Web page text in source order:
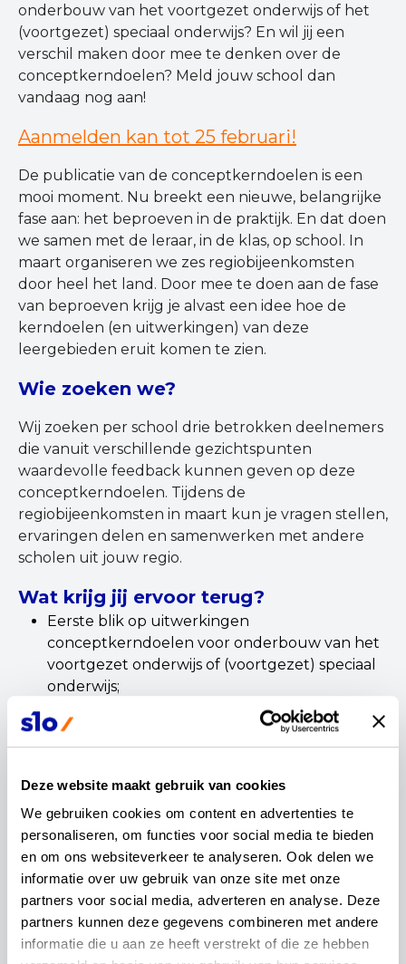
Deze website maakt gebruik van cookies
We gebruiken cookies om content en advertenties te
personaliseren, om functies voor social media te bieden
en om ons websiteverkeer te analyseren. Ook delen we
informatie over uw gebruik van onze site met onze
partners voor social media, adverteren en analyse. Deze
partners kunnen deze gegevens combineren met andere
informatie die u aan ze heeft verstrekt of die ze hebben
onderbouw van het voortgezet onderwijs of het
(voortgezet) speciaal onderwijs? En wil jij een
verschil maken door mee te denken over de
conceptkerndoelen? Meld jouw school dan
vandaag nog aan!
Aanmelden kan tot 25 februari!
De publicatie van de conceptkerndoelen is een
mooi moment. Nu breekt een nieuwe, belangrijke
fase aan: het beproeven in de praktijk. En dat doen
we samen met de leraar, in de klas, op school. In
maart organiseren we zes regiobijeenkomsten
door heel het land. Door mee te doen aan de fase
van beproeven krijg je alvast een idee hoe de
kerndoelen (en uitwerkingen) van deze
leergebieden eruit komen te zien.
Wie zoeken we?
Wij zoeken per school drie betrokken deelnemers
die vanuit verschillende gezichtspunten
waardevolle feedback kunnen geven op deze
conceptkerndoelen. Tijdens de
regiobijeenkomsten in maart kun je vragen stellen,
ervaringen delen en samenwerken met andere
scholen uit jouw regio.
Wat krijg jij ervoor terug?
Eerste blik op uitwerkingen
conceptkerndoelen voor onderbouw van het
voortgezet onderwijs of (voortgezet) speciaal
onderwijs;
Mogelijkheid om jouw vragen en ideeën te
delen;
Inspiratie en samenwerking met andere
Een bijdrage aan de definitieve set
conceptkerndoelen, waarmee ook jij het
onderwijs vormgeeft!
Wil je meer weten over de regiobijeenkomsten, de
locaties, de vergoeding of hoe je je kunt
aanmelden?Kijk dan hier en meld je meteen aan!
Veel scholen hebben zich al aangemeld, dus de